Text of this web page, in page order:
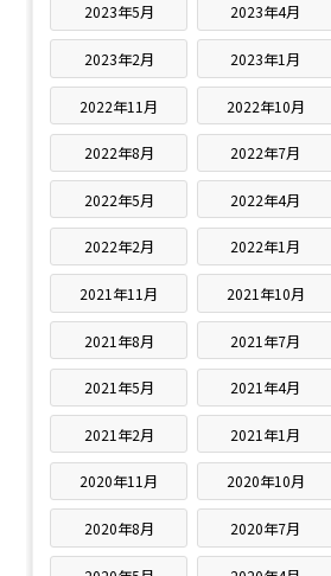
2023年5月 2023年4月
2023年2月 2023年1月
2022年11月 2022年10月
2022年8月 2022年7月
2022年5月 2022年4月
2022年2月 2022年1月
2021年11月 2021年10月
2021年8月 2021年7月
2021年5月 2021年4月
2021年2月 2021年1月
2020年11月 2020年10月
2020年8月 2020年7月